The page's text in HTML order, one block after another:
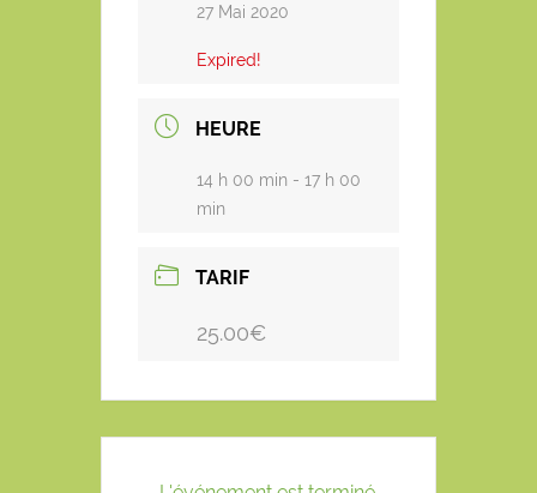
27 Mai 2020
Expired!
HEURE
14 h 00 min - 17 h 00
min
TARIF
25.00€